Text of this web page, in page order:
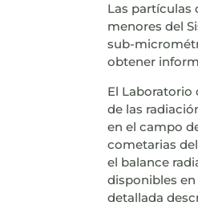
Las partículas
menores del
sub-
obtener
El Laboratorio
de las
en el campo
cometarias
el balance
disponibles
detallada